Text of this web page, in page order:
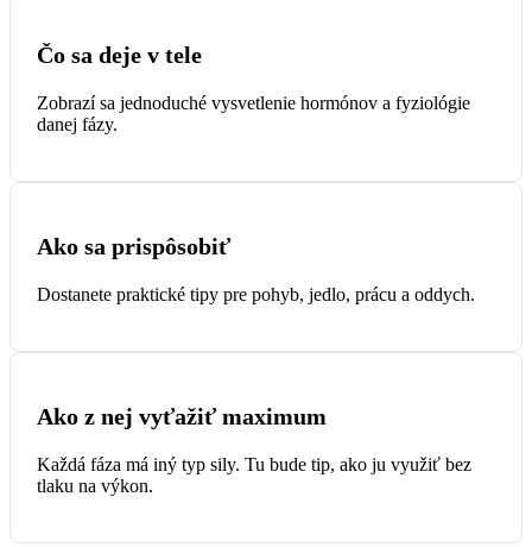
Čo sa deje v tele
Zobrazí sa jednoduché vysvetlenie hormónov a fyziológie
danej fázy.
Ako sa prispôsobiť
Dostanete praktické tipy pre pohyb, jedlo, prácu a oddych.
Ako z nej vyťažiť maximum
Každá fáza má iný typ sily. Tu bude tip, ako ju využiť bez
tlaku na výkon.